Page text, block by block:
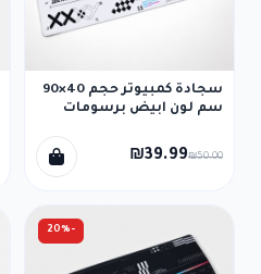
سجادة كمبيوتر حجم 40×90
سم لون ابيض برسومات
₪39.99₪50.00
-20%